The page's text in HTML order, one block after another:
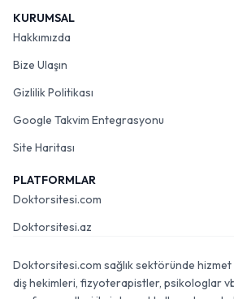
KURUMSAL
Hakkımızda
Bize Ulaşın
Gizlilik Politikası
Google Takvim Entegrasyonu
Site Haritası
PLATFORMLAR
Doktorsitesi.com
Doktorsitesi.az
Doktorsitesi.com sağlık sektöründe hizmet
diş hekimleri, fizyoterapistler, psikologlar